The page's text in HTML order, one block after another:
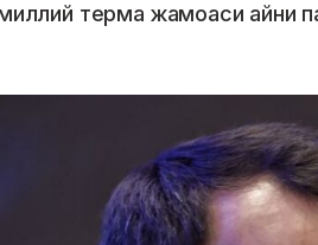
терма жамоаси айни